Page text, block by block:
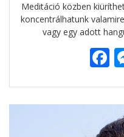
Meditáció közben
koncentrálhatunk
vagy egy adott
F
e